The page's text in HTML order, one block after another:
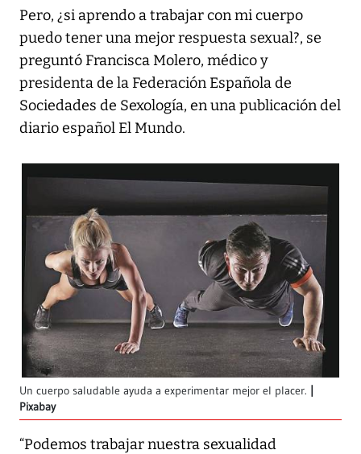
Pero, ¿si aprendo a trabajar con mi cuerpo
puedo tener una mejor respuesta sexual?, se
preguntó Francisca Molero, médico y
presidenta de la Federación Española de
Sociedades de Sexología, en una publicación del
diario españolEl Mundo.
Un cuerpo saludable ayuda a experimentar mejor el placer.
Pixabay
“Podemos trabajar nuestra sexualidad